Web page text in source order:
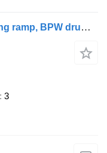
Damm SL 28M Leaf sprung, loading ramp, BPW drum brakes
3